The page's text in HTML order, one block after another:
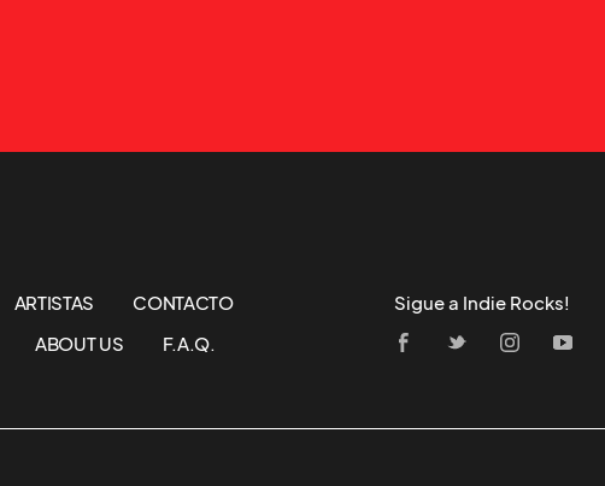
ARTISTAS
CONTACTO
ABOUT US F.A.Q.
Sigue a Indie Rocks!